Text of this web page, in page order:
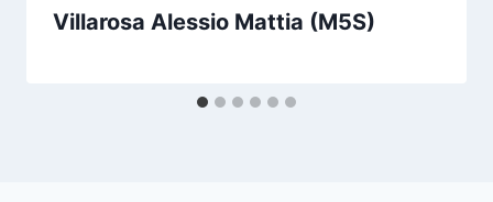
Villarosa Alessio Mattia (M5S)